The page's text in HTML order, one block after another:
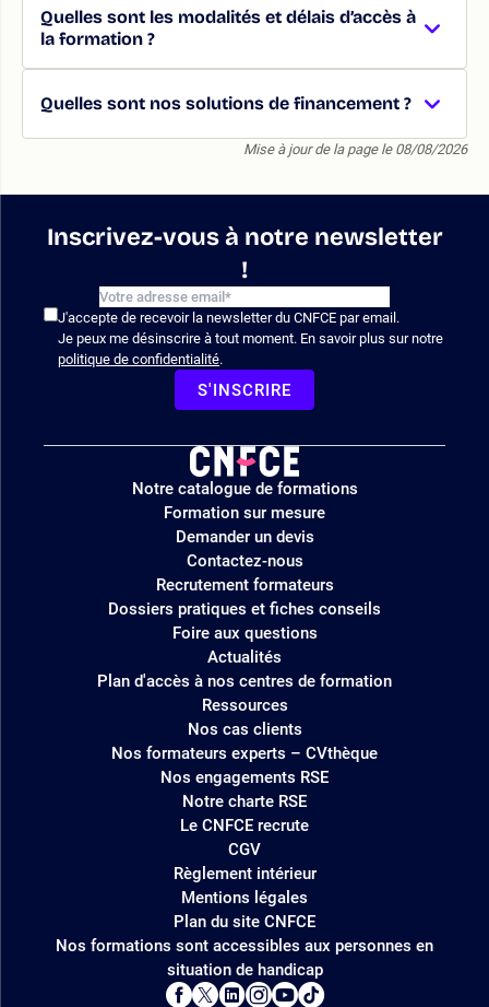
Quelles sont les modalités et délais d’accès à
la formation ?
Quelles sont nos solutions de financement ?
Mise à jour de la page le 08/08/2026
Inscrivez-vous à notre newsletter
!
J'accepte de recevoir la newsletter du CNFCE par email.
Je peux me désinscrire à tout moment. En savoir plus sur notre
politique de confidentialité.
S'INSCRIRE
Logo
site
Notre catalogue de formations
Formation sur mesure
Demander un devis
Contactez-nous
Recrutement formateurs
Dossiers pratiques et fiches conseils
Foire aux questions
Actualités
Plan d'accès à nos centres de formation
Ressources
Nos cas clients
Nos formateurs experts – CVthèque
Nos engagements RSE
Notre charte RSE
Le CNFCE recrute
CGV
Règlement intérieur
Mentions légales
Plan du site CNFCE
Nos formations sont accessibles aux personnes en
situation de handicap